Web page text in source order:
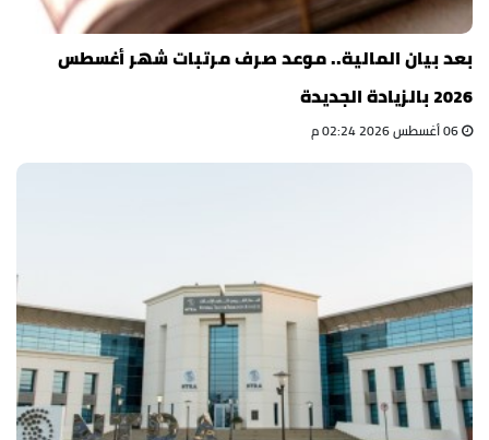
بعد بيان المالية.. موعد صرف مرتبات شهر أغسطس
2026 بالزيادة الجديدة